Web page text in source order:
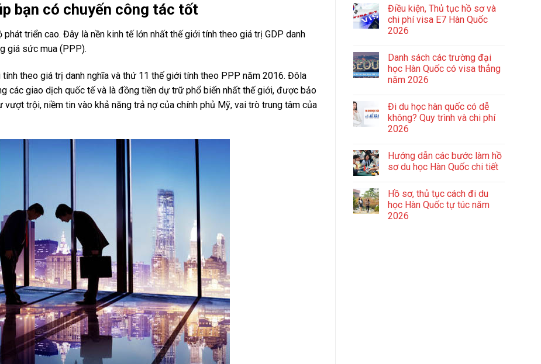
bạn có chuyến công tác tốt
triển cao. Đây là nền kinh tế lớn nhất thế giới tính theo giá trị GDP danh
giá sức mua (PPP).
theo giá trị danh nghĩa và thứ 11 thế giới tính theo PPP năm 2016. Đôla
các giao dịch quốc tế và là đồng tiền dự trữ phổ biến nhất thế giới, được bảo
trội, niềm tin vào khả năng trả nợ của chính phủ Mỹ, vai trò trung tâm của
Điều kiện, Thủ tục hồ sơ và
chi phí visa E7 Hàn Quốc
2026
Danh sách các trường đại
học Hàn Quốc có visa thẳng
năm 2026
Đi du học hàn quốc có dễ
không? Quy trình và chi phí
2026
Hướng dẫn các bước làm hồ
sơ du học Hàn Quốc chi tiết
Hồ sơ, thủ tục cách đi du
học Hàn Quốc tự túc năm
2026